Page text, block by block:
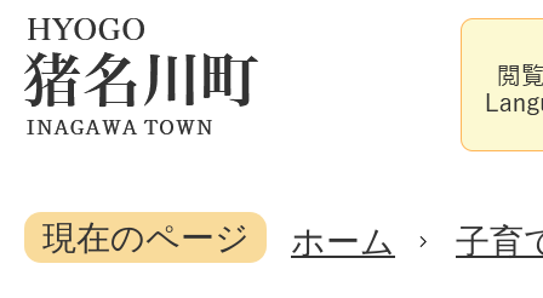
現在のページ ホーム 子育